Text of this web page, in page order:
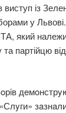
із
у
який
партійцю